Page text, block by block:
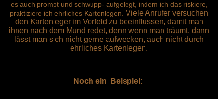
es auch prompt und schwupp- aufgelegt, indem ich das riskiere,
praktiziere ich ehrliches Kartenlegen. Viele Anrufer versuchen
den Kartenleger im Vorfeld zu beeinflussen, damit man
ihnen nach dem Mund redet, denn wenn man träumt, dann
lässt man sich nicht gerne aufwecken, auch nicht durch
ehrliches Kartenlegen.
Noch ein Beispiel: